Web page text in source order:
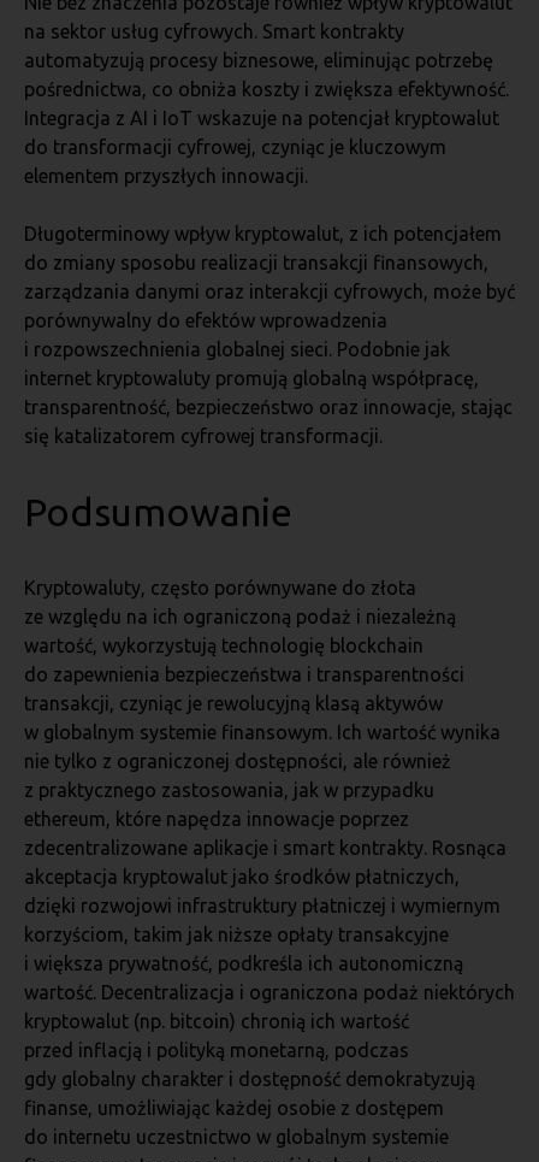
na sektor usług cyfrowych. Smart kontrakty
automatyzują procesy biznesowe, eliminując potrzebę
pośrednictwa, co obniża koszty i zwiększa efektywność.
Integracja z AI i IoT wskazuje na potencjał kryptowalut
do transformacji cyfrowej, czyniąc je kluczowym
elementem przyszłych innowacji.
Długoterminowy wpływ kryptowalut, z ich potencjałem
do zmiany sposobu realizacji transakcji finansowych,
zarządzania danymi oraz interakcji cyfrowych, może być
porównywalny do efektów wprowadzenia
i rozpowszechnienia globalnej sieci. Podobnie jak
internet kryptowaluty promują globalną współpracę,
transparentność, bezpieczeństwo oraz innowacje, stając
się katalizatorem cyfrowej transformacji.
Podsumowanie
Kryptowaluty, często porównywane do złota
ze względu na ich ograniczoną podaż i niezależną
wartość, wykorzystują technologię blockchain
do zapewnienia bezpieczeństwa i transparentności
transakcji, czyniąc je rewolucyjną klasą aktywów
w globalnym systemie finansowym. Ich wartość wynika
nie tylko z ograniczonej dostępności, ale również
z praktycznego zastosowania, jak w przypadku
ethereum, które napędza innowacje poprzez
zdecentralizowane aplikacje i smart kontrakty. Rosnąca
akceptacja kryptowalut jako środków płatniczych,
dzięki rozwojowi infrastruktury płatniczej i wymiernym
korzyściom, takim jak niższe opłaty transakcyjne
i większa prywatność, podkreśla ich autonomiczną
wartość. Decentralizacja i ograniczona podaż niektórych
kryptowalut (np. bitcoin) chronią ich wartość
przed inflacją i polityką monetarną, podczas
gdy globalny charakter i dostępność demokratyzują
finanse, umożliwiając każdej osobie z dostępem
do internetu uczestnictwo w globalnym systemie